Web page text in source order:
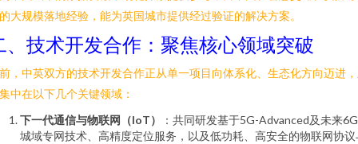
大规模落地经验，能为英国城市提供经过验证的解决方案。
、技术开发合作：聚焦核心领域突破
，中英双方的技术开发合作正从单一项目向体系化、生态化方向迈进
中在以下几个关键领域：
下一代通信与物联网（IoT）
：共同研发基于5G-Advanced及未来
城域专网技术、高精度定位服务，以及低功耗、高安全的物联网协议